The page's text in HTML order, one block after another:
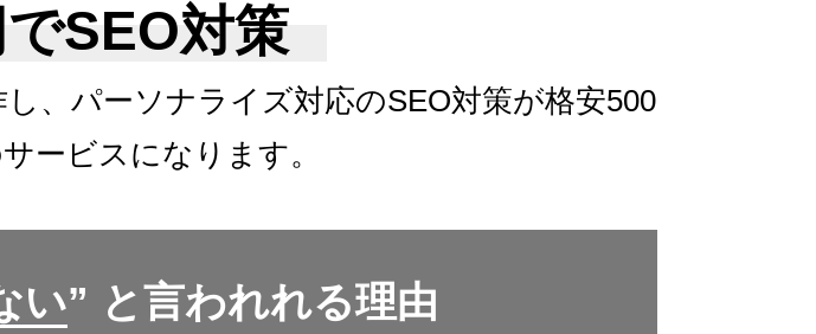
SEO対策
、 パーソナライズ対応のSEO対策が格安500
ービスになります。
い” と言われれる理由